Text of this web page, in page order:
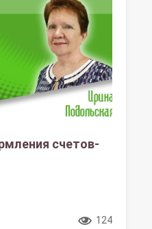
счетов-
124